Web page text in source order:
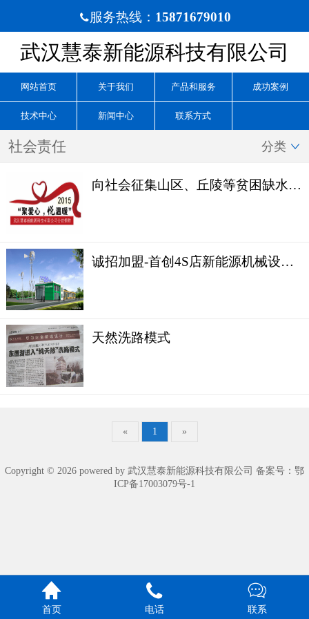
服务热线： 15871679010
武汉慧泰新能源科技有限公司
网站首页 关于我们 产品和服务 成功案例
技术中心 新闻中心 联系方式
社会责任 分类 
向社会征集山区、丘陵等贫困缺水地区
诚招加盟-首创4S店新能源机械设备专卖店
天然洗路模式
« 1 »
Copyright © 2026 powered by 武汉慧泰新能源科技有限公司 备案号： 鄂
ICP备17003079号-1

首页

电话

联系